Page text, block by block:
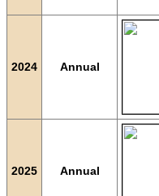
2024 Annual
2025 Annual